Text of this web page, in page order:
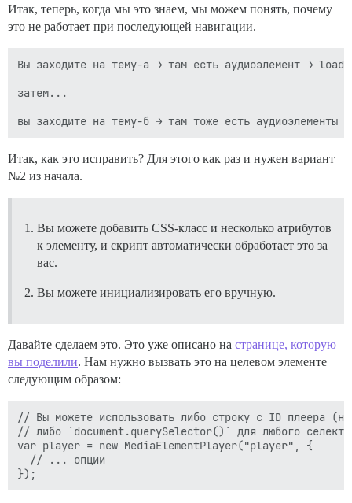
Итак, теперь, когда мы это знаем, мы можем понять, почему
это не работает при последующей навигации.
Вы заходите на тему-а → там есть аудиоэлемент →
затем...
Итак, как это исправить? Для этого как раз и нужен вариант
№2 из начала.
Вы можете добавить CSS-класс и несколько атрибутов
к элементу, и скрипт автоматически обработает это за
вас.
Вы можете инициализировать его вручную.
Давайте сделаем это. Это уже описано на странице, которую
вы поделили. Нам нужно вызвать это на целевом элементе
следующим образом:
// Вы можете использовать либо строку с ID плеера
// либо `document.querySelector()` для любого
var player = new MediaElementPlayer("player", {
  // ... опции